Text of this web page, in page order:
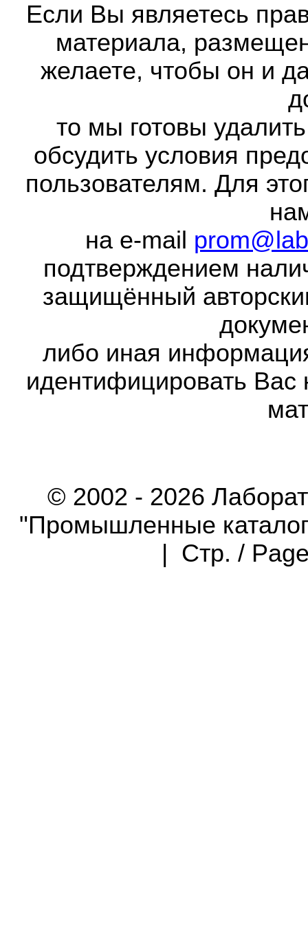
Если Вы являетесь
материала,
желаете, чтобы он и
то мы готовы
обсудить условия
пользователям. Для
на e-mail
подтверждением
защищённый
либо иная
идентифицировать Вас
© 2002 - 2026
"Промышленные
| Стр. /